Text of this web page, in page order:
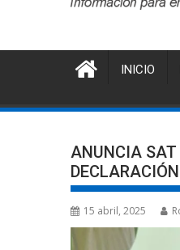
INICIO
ANUNCIA
15 abril, 2025